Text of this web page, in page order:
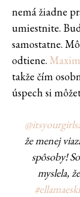
nemá žiadne
umiestnite.
samostatne.
odtiene.
takže čím
úspech si
že menej
spôsoby!
myslela,